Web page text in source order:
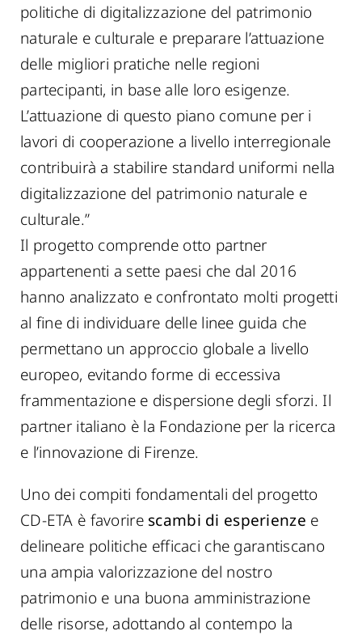
politiche di digitalizzazione del patrimonio
naturale e culturale e preparare l’attuazione
delle migliori pratiche nelle regioni
partecipanti, in base alle loro esigenze.
L’attuazione di questo piano comune per i
lavori di cooperazione a livello interregionale
contribuirà a stabilire standard uniformi nella
digitalizzazione del patrimonio naturale e
culturale.”
Il progetto comprende otto partner
appartenenti a sette paesi che dal 2016
hanno analizzato e confrontato molti progetti
al fine di individuare delle linee guida che
permettano un approccio globale a livello
europeo, evitando forme di eccessiva
frammentazione e dispersione degli sforzi. Il
partner italiano è la Fondazione per la ricerca
e l’innovazione di Firenze.
Uno dei compiti fondamentali del progetto
CD-ETA è favorire scambi di esperienze e
delineare politiche efficaci che garantiscano
una ampia valorizzazione del nostro
patrimonio e una buona amministrazione
delle risorse, adottando al contempo la